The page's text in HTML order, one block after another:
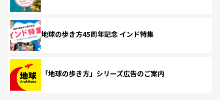
地球の歩き方45周年記念 インド特集
「地球の歩き方」シリーズ広告のご案内